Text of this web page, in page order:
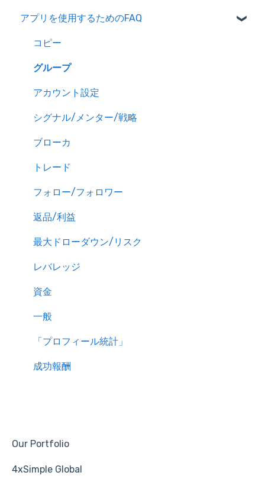
アプリを使用するためのFAQ
コピー
グループ
アカウント設定
シグナル/メンター/戦略
ブローカ
トレード
フォロー/フォロワー
返品/利益
最大ドローダウン/リスク
レバレッジ
資金
一般
「プロフィール統計」
成功報酬
Our Portfolio
4xSimple Global